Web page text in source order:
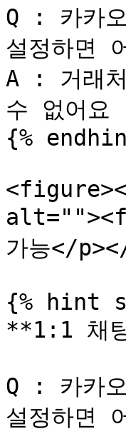
Q : 카카
설정하면
A : 거래
수 없어요
{%
가능</
{% hint
**1:1 채
Q : 카카
설정하면